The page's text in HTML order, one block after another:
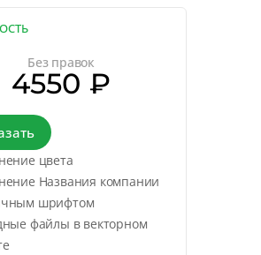
Без правок
4550 ₽
цвета
Названия компании
шрифтом
файлы в векторном